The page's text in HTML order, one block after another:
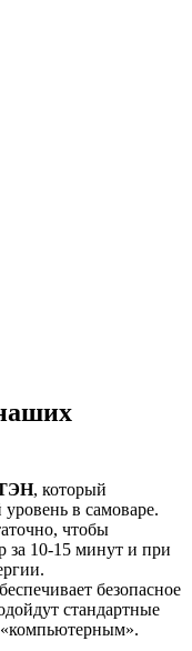
, который
в самоваре.
чтобы
за 10-15 минут и при
безопасное
стандартные
«компьютерным».